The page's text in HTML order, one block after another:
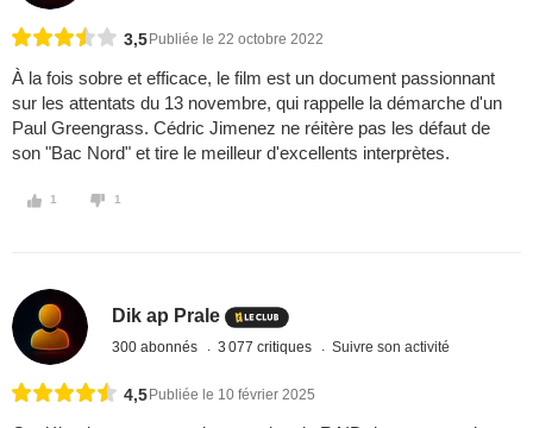
3,5 Publiée le 22 octobre 2022
À la fois sobre et efficace, le film est un document passionnant
sur les attentats du 13 novembre, qui rappelle la démarche d'un
Paul Greengrass. Cédric Jimenez ne réitère pas les défaut de
son "Bac Nord" et tire le meilleur d'excellents interprètes.
1 1
Dik ap Prale
300 abonnés 3 077 critiques Suivre son activité
4,5 Publiée le 10 février 2025